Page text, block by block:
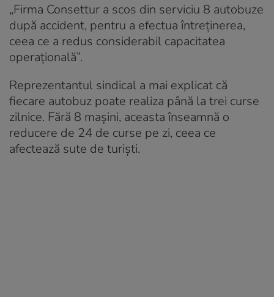
„Firma Consettur a scos din serviciu 8 autobuze
după accident, pentru a efectua întreținerea,
ceea ce a redus considerabil capacitatea
operațională”.
Reprezentantul sindical a mai explicat că
fiecare autobuz poate realiza până la trei curse
zilnice. Fără 8 mașini, aceasta înseamnă o
reducere de 24 de curse pe zi, ceea ce
afectează sute de turiști.